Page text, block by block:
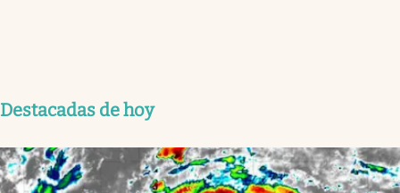
Destacadas de hoy